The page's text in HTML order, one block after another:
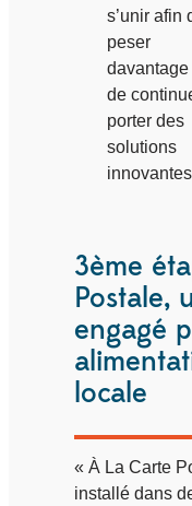
s’unir afin
peser
davantage
de
porter des
solutions
3ème
Postale,
engagé
locale
« À La Carte
installé dans